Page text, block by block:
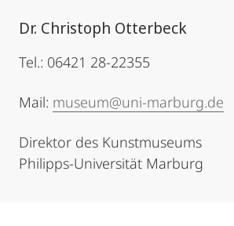
Dr. Christoph Otterbeck
Tel.: 06421 28-22355
Mail: museum@uni-marburg.de
Direktor des Kunstmuseums
Philipps-Universität Marburg